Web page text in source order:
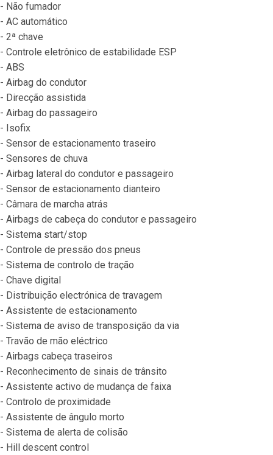
- Não fumador
- AC automático
- 2ª chave
- Controle eletrônico de estabilidade ESP
- ABS
- Airbag do condutor
- Direcção assistida
- Airbag do passageiro
- Isofix
- Sensor de estacionamento traseiro
- Sensores de chuva
- Airbag lateral do condutor e passageiro
- Sensor de estacionamento dianteiro
- Câmara de marcha atrás
- Airbags de cabeça do condutor e passageiro
- Sistema start/stop
- Controle de pressão dos pneus
- Sistema de controlo de tração
- Chave digital
- Distribuição electrónica de travagem
- Assistente de estacionamento
- Sistema de aviso de transposição da via
- Travão de mão eléctrico
- Airbags cabeça traseiros
- Reconhecimento de sinais de trânsito
- Assistente activo de mudança de faixa
- Controlo de proximidade
- Assistente de ângulo morto
- Sistema de alerta de colisão
- Hill descent control